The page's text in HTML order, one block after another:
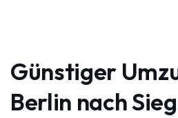
Günstiger
Berlin nach